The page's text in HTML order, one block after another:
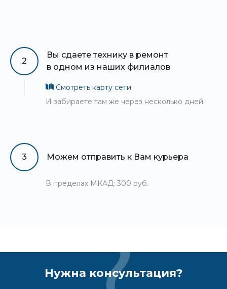
2
Вы сдаете технику в ремонт
в одном из наших филиалов
Смотреть карту сети
И забираете там же через несколько дней.
3 Можем отправить к Вам курьера
В пределах МКАД: 300 руб.
Нужна консультация?